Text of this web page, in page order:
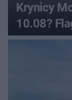
Krynicy
10.08?